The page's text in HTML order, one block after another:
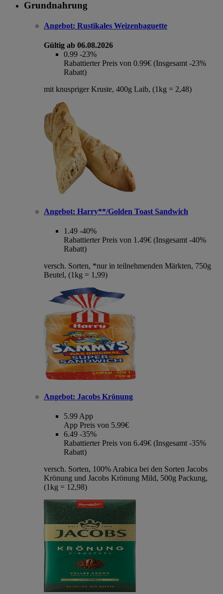
Grundnahrung
Angebot: Rustikales Weizenbaguette
Gültig ab 06.08.2026
0.99 -23%
Rabattierter Preis von 0.99€ (Insgesamt -23%
Rabatt)
mit knuspriger Kruste, 400g Laib, (1kg = 2,48)
Angebot: Harry**/Golden Toast Sandwich
1.49 -40%
Rabattierter Preis von 1.49€ (Insgesamt -40%
Rabatt)
versch. Sorten, *nur in teilnehmenden Märkten, 750g
Beutel, (1kg = 1,99)
Angebot: Jacobs Krönung
5.99App
App Preis von 5.99€
6.49 -35%
Rabattierter Preis von 6.49€ (Insgesamt -35%
Rabatt)
versch. Sorten, 100% Arabica bei den Sorten Jacobs
Krönung und Jacobs Krönung Mild, 500g Packung,
(1kg = 12,98)